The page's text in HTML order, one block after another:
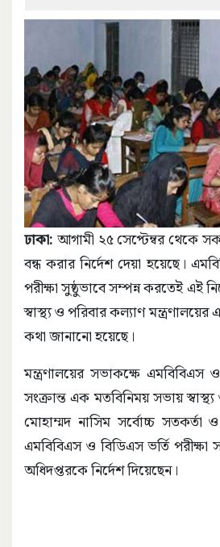
ঢাকা: আগামী ২৫ সেপ্টেম্বর থেকে
বন্ধ করার নির্দেশ দেয়া হয়েছে।
পরীক্ষা সুষ্ঠুভাবে সম্পন্ন করতেই এই
স্বাস্থ্য ও পরিবার কল্যাণ
কথা জানানো হয়েছে।
মন্ত্রণালয়ের সভাকক্ষে এমবিবিএস
সংক্রান্ত এক মতবিনিময় সভায় স্বাস্থ্য
মোহাম্মদ নাসিম সর্বোচ্চ সতকর্তা
এমবিবিএস ও বিডিএস ভর্তি পরীক্ষা
অধিদপ্তরকে নির্দেশ দিয়েছেন।